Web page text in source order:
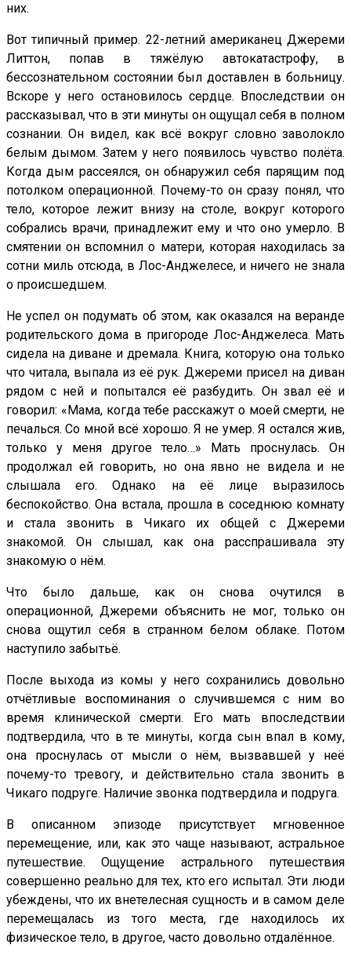
них.
Вот типичный пример. 22-летний американец Джереми
Литтон, попав в тяжёлую автокатастрофу, в
бессознательном состоянии был доставлен в больницу.
Вскоре у него остановилось сердце. Впоследствии он
рассказывал, что в эти минуты он ощущал себя в полном
сознании. Он видел, как всё вокруг словно заволокло
белым дымом. Затем у него появилось чувство полёта.
Когда дым рассеялся, он обнаружил себя парящим под
потолком операционной. Почему-то он сразу понял, что
тело, которое лежит внизу на столе, вокруг которого
собрались врачи, принадлежит ему и что оно умерло. В
смятении он вспомнил о матери, которая находилась за
сотни миль отсюда, в Лос-Анджелесе, и ничего не знала
о происшедшем.
Не успел он подумать об этом, как оказался на веранде
родительского дома в пригороде Лос-Анджелеса. Мать
сидела на диване и дремала. Книга, которую она только
что читала, выпала из её рук. Джереми присел на диван
рядом с ней и попытался её разбудить. Он звал её и
говорил: «Мама, когда тебе расскажут о моей смерти, не
печалься. Со мной всё хорошо. Я не умер. Я остался жив,
только у меня другое тело…» Мать проснулась. Он
продолжал ей говорить, но она явно не видела и не
слышала его. Однако на её лице выразилось
беспокойство. Она встала, прошла в соседнюю комнату
и стала звонить в Чикаго их общей с Джереми
знакомой. Он слышал, как она расспрашивала эту
знакомую о нём.
Что было дальше, как он снова очутился в
операционной, Джереми объяснить не мог, только он
снова ощутил себя в странном белом облаке. Потом
наступило забытьё.
После выхода из комы у него сохранились довольно
отчётливые воспоминания о случившемся с ним во
время клинической смерти. Его мать впоследствии
подтвердила, что в те минуты, когда сын впал в кому,
она проснулась от мысли о нём, вызвавшей у неё
почему-то тревогу, и действительно стала звонить в
Чикаго подруге. Наличие звонка подтвердила и подруга.
В описанном эпизоде присутствует мгновенное
перемещение, или, как это чаще называют, астральное
путешествие. Ощущение астрального путешествия
совершенно реально для тех, кто его испытал. Эти люди
убеждены, что их внетелесная сущность и в самом деле
перемещалась из того места, где находилось их
физическое тело, в другое, часто довольно отдалённое.